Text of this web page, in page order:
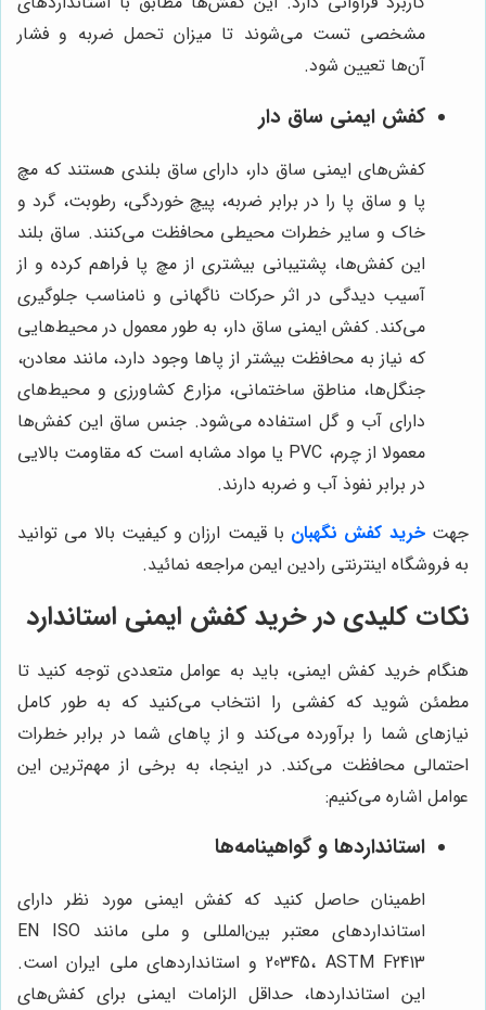
مشخصی تست می‌شوند تا میزان تحمل ضربه و فشار
آن‌ها تعیین شود.
کفش ایمنی ساق دار
کفش‌های ایمنی ساق دار، دارای ساق بلندی هستند که مچ
پا و ساق پا را در برابر ضربه، پیچ خوردگی، رطوبت، گرد و
خاک و سایر خطرات محیطی محافظت می‌کنند. ساق بلند
این کفش‌ها، پشتیبانی بیشتری از مچ پا فراهم کرده و از
آسیب دیدگی در اثر حرکات ناگهانی و نامناسب جلوگیری
می‌کند. کفش ایمنی ساق دار، به طور معمول در محیط‌هایی
که نیاز به محافظت بیشتر از پاها وجود دارد، مانند معادن،
جنگل‌ها، مناطق ساختمانی، مزارع کشاورزی و محیط‌های
دارای آب و گل استفاده می‌شود. جنس ساق این کفش‌ها
معمولا از چرم، PVC یا مواد مشابه است که مقاومت بالایی
در برابر نفوذ آب و ضربه دارند.
جهتخرید کفش نگهبان با قیمت ارزان و کیفیت بالا می توانید
به فروشگاه اینترنتی رادین ایمن مراجعه نمائید.
نکات کلیدی در خرید کفش ایمنی استاندارد
هنگام خرید کفش ایمنی، باید به عوامل متعددی توجه کنید تا
مطمئن شوید که کفشی را انتخاب می‌کنید که به طور کامل
نیازهای شما را برآورده می‌کند و از پاهای شما در برابر خطرات
احتمالی محافظت می‌کند. در اینجا، به برخی از مهم‌ترین این
عوامل اشاره می‌کنیم:
استانداردها و گواهینامه‌ها
اطمینان حاصل کنید که کفش ایمنی مورد نظر دارای
استانداردهای معتبر بین‌المللی و ملی مانند EN ISO
20345، ASTM F2413 و استانداردهای ملی ایران است.
این استانداردها، حداقل الزامات ایمنی برای کفش‌های